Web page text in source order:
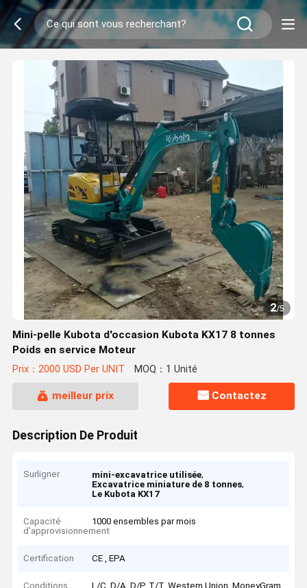
2/5
Mini-pelle Kubota d'occasion Kubota KX17 8 tonnes
Poids en service Moteur
Prix：2000 USD Per UNIT MOQ：1 Unité
meilleur prix Contactez
Description De Produit
Surligner mini-excavatrice utilisée,
Excavatrice miniature de 8 tonnes,
Le Kubota KX17
Capacité
d'approvisionnement
1000 ensembles par mois
Certification CE , EPA
Conditions
L/C, D/A, D/P, T/T, Western Union, MoneyGram